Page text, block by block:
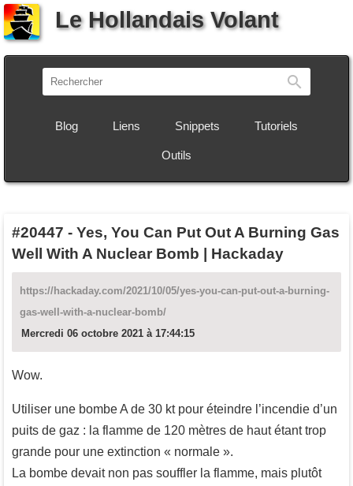
Le Hollandais Volant
Blog Liens Snippets Tutoriels
Outils
#20447 - Yes, You Can Put Out A Burning Gas
Well With A Nuclear Bomb | Hackaday
https://hackaday.com/2021/10/05/yes-you-can-put-out-a-burning-
gas-well-with-a-nuclear-bomb/
Mercredi 06 octobre 2021 à 17:44:15
Wow.
Utiliser une bombe A de 30 kt pour éteindre l’incendie d’un
puits de gaz : la flamme de 120 mètres de haut étant trop
grande pour une extinction « normale ».
La bombe devait non pas souffler la flamme, mais plutôt